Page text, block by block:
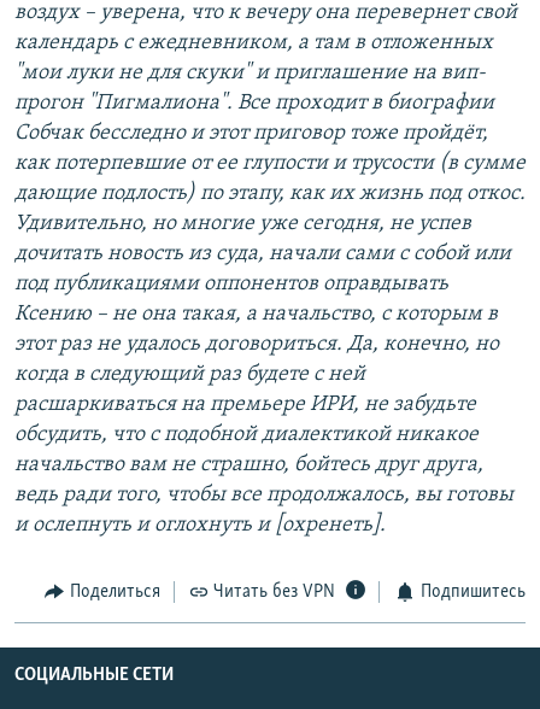
воздух – уверена, что к вечеру она перевернет свой
календарь с ежедневником, а там в отложенных
"мои луки не для скуки" и приглашение на вип-
прогон "Пигмалиона". Все проходит в биографии
Собчак бесследно и этот приговор тоже пройдёт,
как потерпевшие от ее глупости и трусости (в сумме
дающие подлость) по этапу, как их жизнь под откос.
Удивительно, но многие уже сегодня, не успев
дочитать новость из суда, начали сами с собой или
под публикациями оппонентов оправдывать
Ксению – не она такая, а начальство, с которым в
этот раз не удалось договориться. Да, конечно, но
когда в следующий раз будете с ней
расшаркиваться на премьере ИРИ, не забудьте
обсудить, что с подобной диалектикой никакое
начальство вам не страшно, бойтесь друг друга,
ведь ради того, чтобы все продолжалось, вы готовы
и ослепнуть и оглохнуть и [охренеть].
Поделиться Читать без VPN Подпишитесь
СОЦИАЛЬНЫЕ СЕТИ